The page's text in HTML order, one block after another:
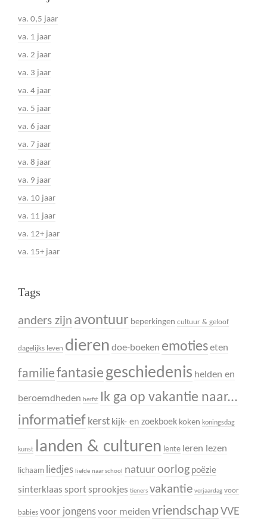
va. 0,5 jaar
va. 1 jaar
va. 2 jaar
va. 3 jaar
va. 4 jaar
va. 5 jaar
va. 6 jaar
va. 7 jaar
va. 8 jaar
va. 9 jaar
va. 10 jaar
va. 11 jaar
va. 12+ jaar
va. 15+ jaar
Tags
anders zijn avontuur beperkingen cultuur & geloof
dagelijks leven dieren doe-boeken emotieseten
familiefantasie geschiedenis helden en
beroemdheden herfst Ik ga op vakantie naar...
informatief kerst kijk- en zoekboek koken koningsdag
kunst landen & culturen lente leren lezen
lichaam liedjes liefde naar school natuur oorlog poëzie
sinterklaas sport sprookjes tieners vakantie verjaardag voor
babies voor jongensvoor meiden vriendschapVVE